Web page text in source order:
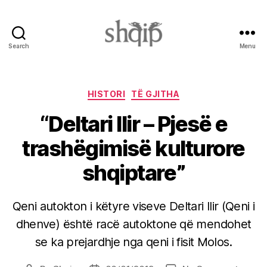
Search Menu
Categories
HISTORI TË GJITHA
“Deltari Ilir – Pjesë e
trashëgimisë kulturore
shqiptare”
Qeni autokton i këtyre viseve Deltari Ilir (Qeni i
dhenve) është racë autoktone që mendohet
se ka prejardhje nga qeni i fisit Molos.